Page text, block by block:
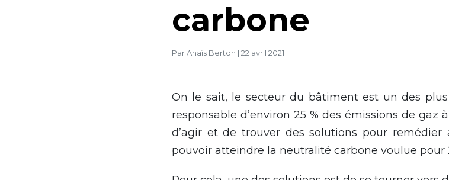
carbone
Par Anaïs Berton 22 avril 2021
On le sait, le secteur du bâtiment est un des
responsable d’environ 25 % des émissions de gaz
d’agir et de trouver des solutions pour
pouvoir atteindre la neutralité carbone voulue pour